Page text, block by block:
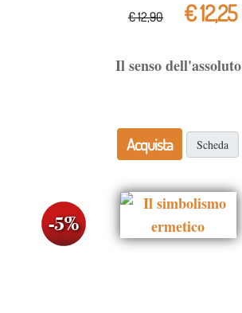
€ 12,90 € 12,25
Il senso dell'assoluto
Acquista Scheda